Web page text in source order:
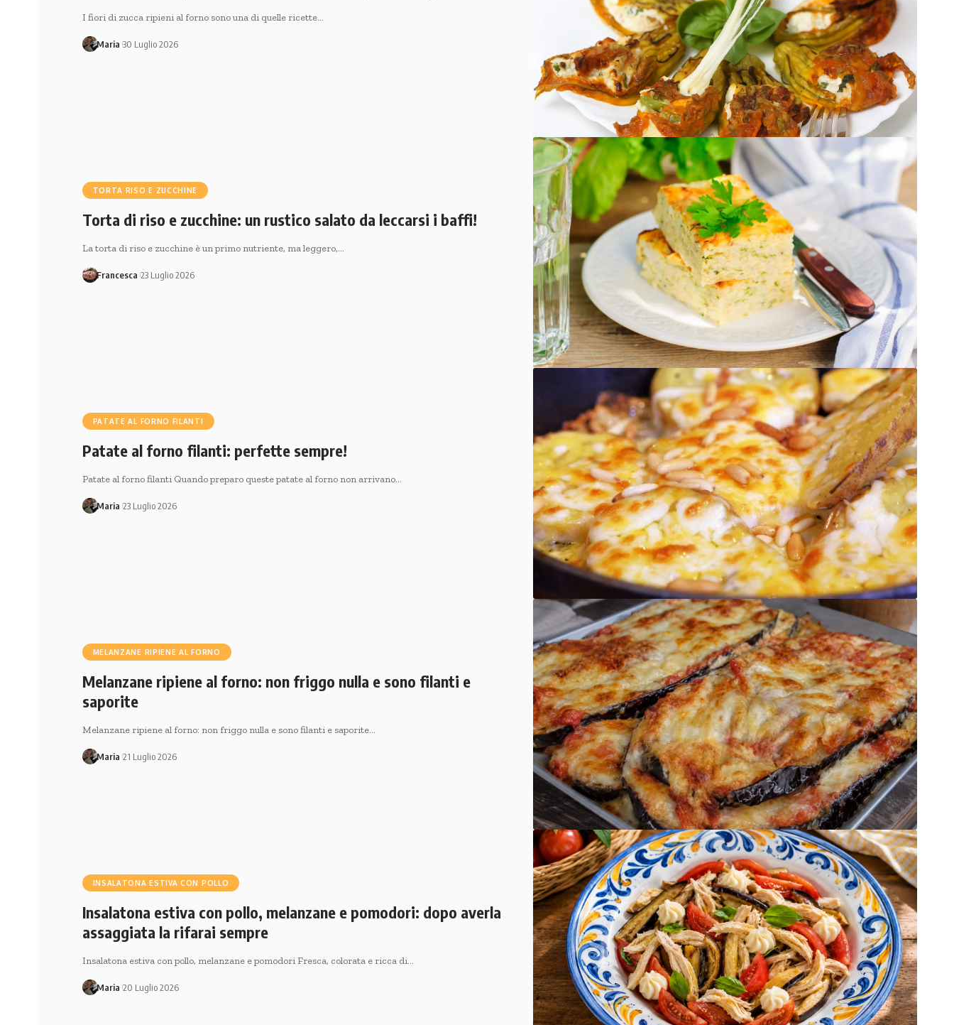
I fiori di zucca ripieni al forno sono una di quelle ricette…
Maria 30 Luglio 2026
TORTA RISO E ZUCCHINE
Torta di riso e zucchine: un rustico salato da leccarsi i baffi!
La torta di riso e zucchine è un primo nutriente, ma leggero,…
Francesca 23 Luglio 2026
PATATE AL FORNO FILANTI
Patate al forno filanti: perfette sempre!
Patate al forno filanti Quando preparo queste patate al forno non arrivano…
Maria 23 Luglio 2026
MELANZANE RIPIENE AL FORNO
Melanzane ripiene al forno: non friggo nulla e sono filanti e
saporite
Melanzane ripiene al forno: non friggo nulla e sono filanti e saporite…
Maria 21 Luglio 2026
INSALATONA ESTIVA CON POLLO
Insalatona estiva con pollo, melanzane e pomodori: dopo averla
assaggiata la rifarai sempre
Insalatona estiva con pollo, melanzane e pomodori Fresca, colorata e ricca di…
Maria 20 Luglio 2026